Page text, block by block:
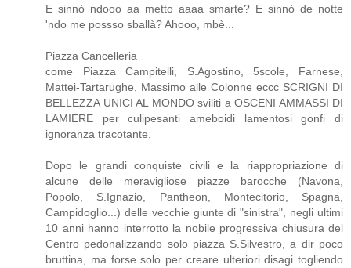
E sinnò ndooo aa metto aaaa smarte? E sinnò de notte
'ndo me possso sballà? Ahooo, mbè...
Piazza Cancelleria
come Piazza Campitelli, S.Agostino, 5scole, Farnese,
Mattei-Tartarughe, Massimo alle Colonne eccc SCRIGNI DI
BELLEZZA UNICI AL MONDO sviliti a OSCENI AMMASSI DI
LAMIERE per culipesanti ameboidi lamentosi gonfi di
ignoranza tracotante.
Dopo le grandi conquiste civili e la riappropriazione di
alcune delle meravigliose piazze barocche (Navona,
Popolo, S.Ignazio, Pantheon, Montecitorio, Spagna,
Campidoglio...) delle vecchie giunte di "sinistra", negli ultimi
10 anni hanno interrotto la nobile progressiva chiusura del
Centro pedonalizzando solo piazza S.Silvestro, a dir poco
bruttina, ma forse solo per creare ulteriori disagi togliendo